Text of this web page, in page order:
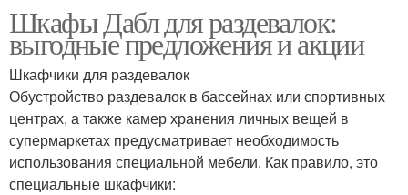
Шкафы Дабл для раздевалок:
выгодные предложения и акции
Шкафчики для раздевалок
Обустройство раздевалок в бассейнах или спортивных
центрах, а также камер хранения личных вещей в
супермаркетах предусматривает необходимость
использования специальной мебели. Как правило, это
специальные шкафчики: